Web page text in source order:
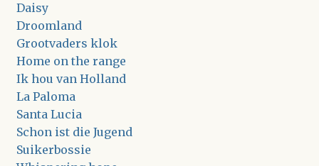
Daisy
Droomland
Grootvaders klok
Home on the range
Ik hou van Holland
La Paloma
Santa Lucia
Schon ist die Jugend
Suikerbossie